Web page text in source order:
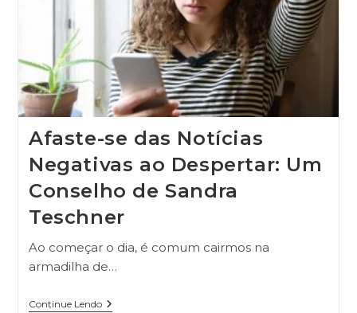
Afaste-se das Notícias
Negativas ao Despertar: Um
Conselho de Sandra
Teschner
Ao começar o dia, é comum cairmos na
armadilha de…
Continue Lendo